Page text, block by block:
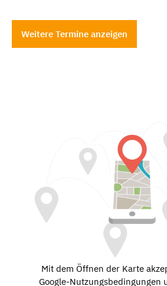
Weitere Termine anzeigen
Mit dem Öffnen der Karte
Google-Nutzungsbedingungen